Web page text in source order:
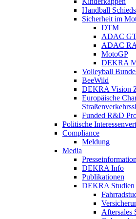
Handball
Sicherheit im
DTM
ADAC
ADAC
MotoGP
DEKRA
Volleyball
BeeWild
DEKRA Vision
Europäische
Funded R&D
Politische
Compliance
Meldung
Media
DEKRA Info
Publikationen
DEKRA Studien
Aftersales